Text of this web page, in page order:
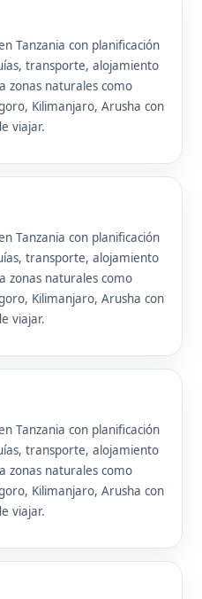
Tanzania con planificación
transporte, alojamiento
zonas naturales como
Kilimanjaro, Arusha con
viajar.
Tanzania con planificación
transporte, alojamiento
zonas naturales como
Kilimanjaro, Arusha con
viajar.
Tanzania con planificación
transporte, alojamiento
zonas naturales como
Kilimanjaro, Arusha con
viajar.